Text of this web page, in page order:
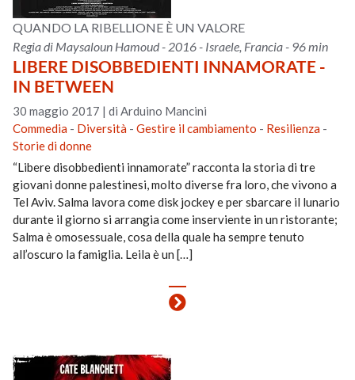
QUANDO LA RIBELLIONE È UN VALORE
Regia di Maysaloun Hamoud - 2016 - Israele, Francia - 96 min
LIBERE DISOBBEDIENTI INNAMORATE -
IN BETWEEN
30 maggio 2017 |di Arduino Mancini
Commedia - Diversità -Gestire il cambiamento - Resilienza -
Storie di donne
“Libere disobbedienti innamorate” racconta la storia di tre
giovani donne palestinesi, molto diverse fra loro, che vivono a
Tel Aviv. Salma lavora come disk jockey e per sbarcare il lunario
durante il giorno si arrangia come inserviente in un ristorante;
Salma è omosessuale, cosa della quale ha sempre tenuto
all’oscuro la famiglia. Leila è un […]